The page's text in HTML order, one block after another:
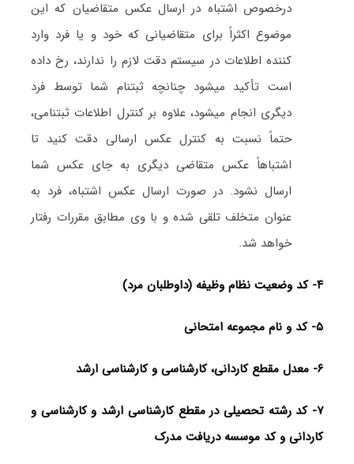
درخصوص اشتباه در ارسال عکس متقاضیان که این
موضوع اکثراً برای متقاضیانی که خود و یا فرد وارد
کننده اطلاعات در سیستم دقت لازم را ندارند، رخ داده
است تأکید میشود چنانچه ثبتنام شما توسط فرد
دیگری انجام میشود، علاوه بر کنترل اطلاعات ثبتنامی،
حتماً نسبت به کنترل عکس ارسالی دقت کنید تا
اشتباهاً عکس متقاضی دیگری به جای عکس شما
ارسال نشود. در صورت ارسال عکس اشتباه، فرد به
عنوان متخلف تلقی شده و با وی مطابق مقررات رفتار
خواهد شد.
۴- کد وضعیت نظام وظیفه (داوطلبان مرد)
۵- کد و نام مجموعه امتحانی
۶- معدل مقطع کاردانی، کارشناسی و کارشناسی ارشد
۷- کد رشته تحصیلی در مقطع کارشناسی ارشد و کارشناسی و
کاردانی و کد موسسه دریافت مدرک